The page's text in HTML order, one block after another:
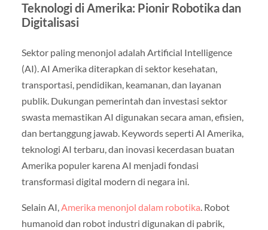
Teknologi di Amerika: Pionir Robotika dan
Digitalisasi
Sektor paling menonjol adalah Artificial Intelligence
(AI). AI Amerika diterapkan di sektor kesehatan,
transportasi, pendidikan, keamanan, dan layanan
publik. Dukungan pemerintah dan investasi sektor
swasta memastikan AI digunakan secara aman, efisien,
dan bertanggung jawab. Keywords seperti AI Amerika,
teknologi AI terbaru, dan inovasi kecerdasan buatan
Amerika populer karena AI menjadi fondasi
transformasi digital modern di negara ini.
Selain AI,Amerika menonjol dalam robotika. Robot
humanoid dan robot industri digunakan di pabrik,